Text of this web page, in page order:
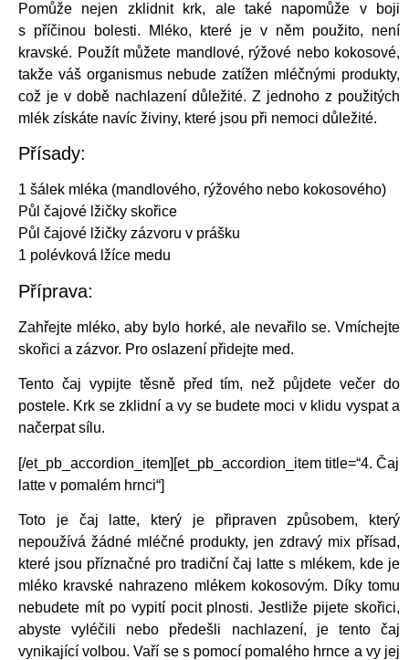
Pomůže nejen zklidnit krk, ale také napomůže v boji
s příčinou bolesti. Mléko, které je v něm použito, není
kravské. Použít můžete mandlové, rýžové nebo kokosové,
takže váš organismus nebude zatížen mléčnými produkty,
což je v době nachlazení důležité. Z jednoho z použitých
mlék získáte navíc živiny, které jsou při nemoci důležité.
Přísady:
1 šálek mléka (mandlového, rýžového nebo kokosového)
Půl čajové lžičky skořice
Půl čajové lžičky zázvoru v prášku
1 polévková lžíce medu
Příprava:
Zahřejte mléko, aby bylo horké, ale nevařilo se. Vmíchejte
skořici a zázvor. Pro oslazení přidejte med.
Tento čaj vypijte těsně před tím, než půjdete večer do
postele. Krk se zklidní a vy se budete moci v klidu vyspat a
načerpat sílu.
[/et_pb_accordion_item][et_pb_accordion_item title=“4. Čaj
latte v pomalém hrnci“]
Toto je čaj latte, který je připraven způsobem, který
nepoužívá žádné mléčné produkty, jen zdravý mix přísad,
které jsou příznačné pro tradiční čaj latte s mlékem, kde je
mléko kravské nahrazeno mlékem kokosovým. Díky tomu
nebudete mít po vypití pocit plnosti. Jestliže pijete skořici,
abyste vyléčili nebo předešli nachlazení, je tento čaj
vynikající volbou. Vaří se s pomocí pomalého hrnce a vy jej